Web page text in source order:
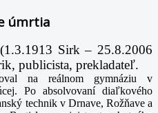
úmrtia
(1.3.1913 Sirk – 25.8.2006
publicista, prekladateľ.
na reálnom gymnáziu v
Po absolvovaní diaľkového
technik v Drnave, Rožňave a